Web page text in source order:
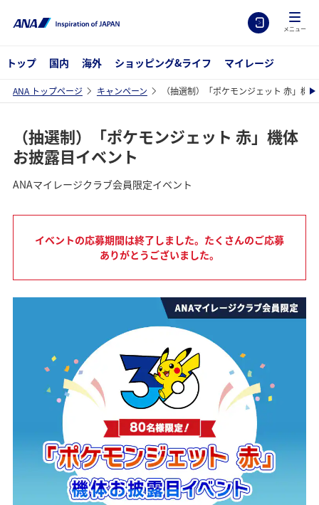
メニュー
トップ 国内 海外 ショッピング&ライフ マイレージ
ANA トップページ キャンペーン （抽選制）「ポケモンジェット 赤」機
（抽選制）「ポケモンジェット 赤」機体
お披露目イベント
ANAマイレージクラブ会員限定イベント
イベントの応募期間は終了しました。たくさんのご応募
ありがとうございました。